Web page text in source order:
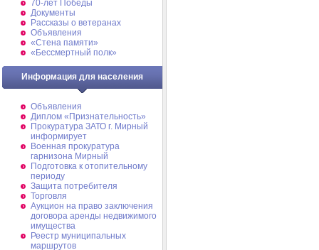
70-лет Победы
Документы
Рассказы о ветеранах
Объявления
«Стена памяти»
«Бессмертный полк»
Информация для населения
Объявления
Диплом «Признательность»
Прокуратура ЗАТО г. Мирный
информирует
Военная прокуратура
гарнизона Мирный
Подготовка к отопительному
периоду
Защита потребителя
Торговля
Аукцион на право заключения
договора аренды недвижимого
имущества
Реестр муниципальных
маршрутов